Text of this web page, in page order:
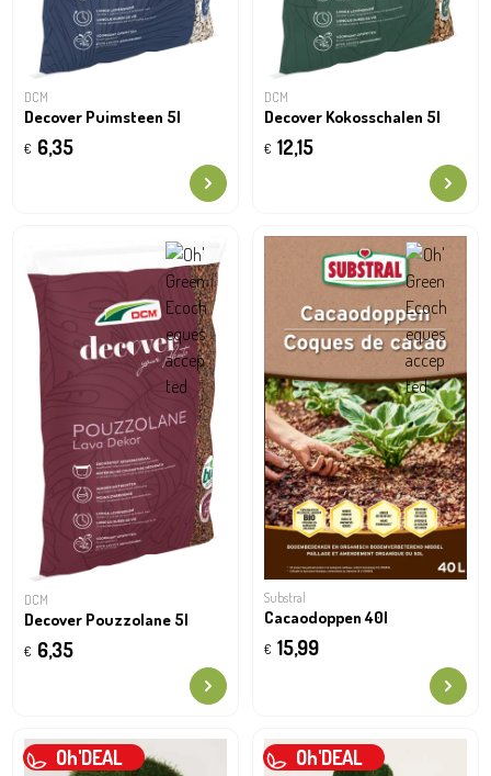
DCM
Decover Puimsteen 5l
€ 6,35
DCM
Decover Kokosschalen 5l
€ 12,15
DCM
Decover Pouzzolane 5l
€ 6,35
Substral
Cacaodoppen 40l
€ 15,99
Oh'DEAL Oh'DEAL